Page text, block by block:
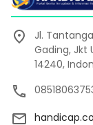
Jl.
Gading, Jkt
14240,